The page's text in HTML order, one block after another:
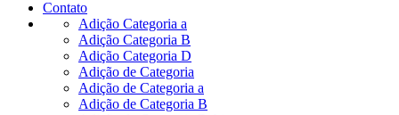
Contato
Adição Categoria a
Adição Categoria B
Adição Categoria D
Adição de Categoria
Adição de Categoria a
Adição de Categoria B